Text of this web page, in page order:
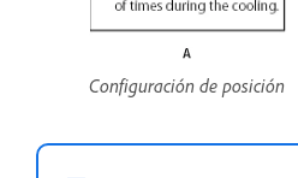
Configuración de posición